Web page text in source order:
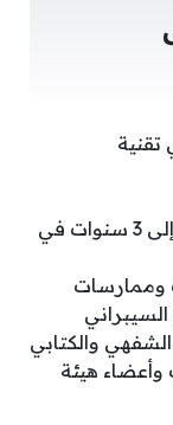
الخبرة الكافية في المجال من سنة إلى 3 سنوات في
وممارسات
والكتابي
وأعضاء هيئة